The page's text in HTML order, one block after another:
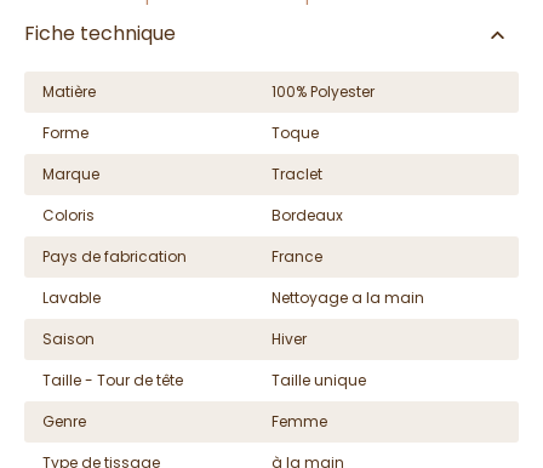
Fiche technique
Matière
100% Polyester
Forme
Toque
Marque
Traclet
Coloris
Bordeaux
Pays de fabrication
France
Lavable
Nettoyage a la main
Saison
Hiver
Taille - Tour de tête
Taille unique
Genre
Femme
Type de tissage
à la main